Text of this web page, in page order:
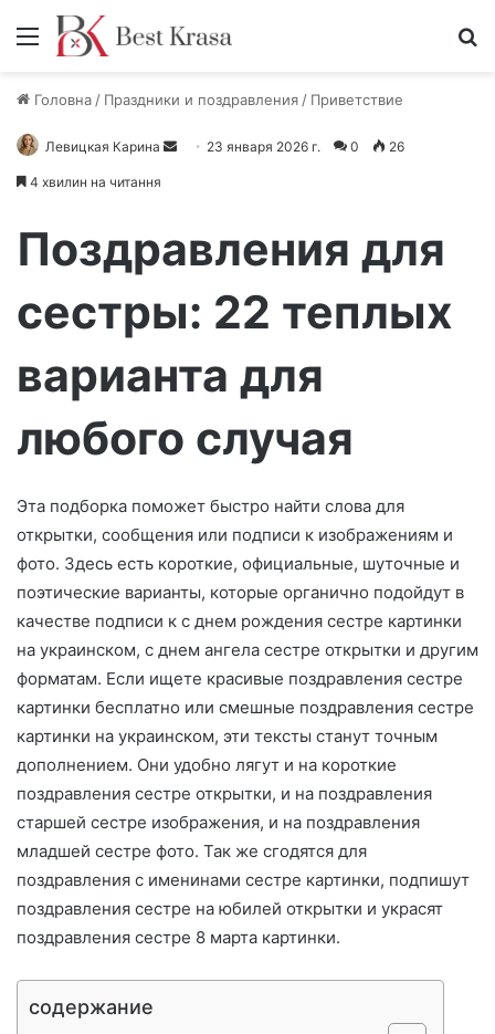
Меню
Головна / Праздники и поздравления / Приветствие
Левицкая Карина
а
и
т
с
23 января 2026 г. 0 26
4 хвилин на читання
Поздравления для
сестры: 22 теплых
варианта для
любого случая
Эта подборка поможет быстро найти слова для
открытки, сообщения или подписи к изображениям и
фото. Здесь есть короткие, официальные, шуточные и
поэтические варианты, которые органично подойдут в
качестве подписи к с днем рождения сестре картинки
на украинском, с днем ангела сестре открытки и другим
форматам. Если ищете красивые поздравления сестре
картинки бесплатно или смешные поздравления сестре
картинки на украинском, эти тексты станут точным
дополнением. Они удобно лягут и на короткие
поздравления сестре открытки, и на поздравления
старшей сестре изображения, и на поздравления
младшей сестре фото. Так же сгодятся для
поздравления с именинами сестре картинки, подпишут
поздравления сестре на юбилей открытки и украсят
поздравления сестре 8 марта картинки.
содержание